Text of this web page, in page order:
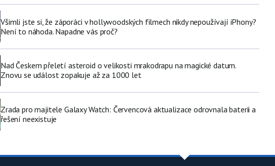
Všimli jste si, že záporáci v hollywoodských filmech nikdy nepoužívají iPhony?
Není to náhoda. Napadne vás proč?
Nad Českem přeletí asteroid o velikosti mrakodrapu na magické datum.
Znovu se událost zopakuje až za 1000 let
Zrada pro majitele Galaxy Watch: Červencová aktualizace odrovnala baterii a
řešení neexistuje